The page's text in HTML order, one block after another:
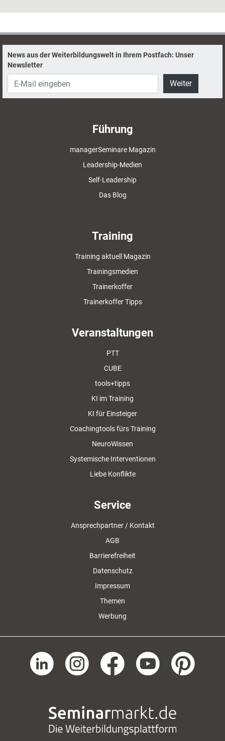
News aus der Weiterbildungswelt in Ihrem Postfach: Unser
Newsletter
Weiter
Führung
managerSeminare Magazin
Leadership-Medien
Self-Leadership
Das Blog
Training
Training aktuell Magazin
Trainingsmedien
Trainerkoffer
Trainerkoffer Tipps
Veranstaltungen
PTT
CUBE
tools+tipps
KI im Training
KI für Einsteiger
Coachingtools fürs Training
NeuroWissen
Systemische Interventionen
Liebe Konflikte
Service
Ansprechpartner / Kontakt
AGB
Barrierefreiheit
Datenschutz
Impressum
Themen
Werbung